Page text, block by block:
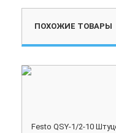
ПОХОЖИЕ ТОВАРЫ